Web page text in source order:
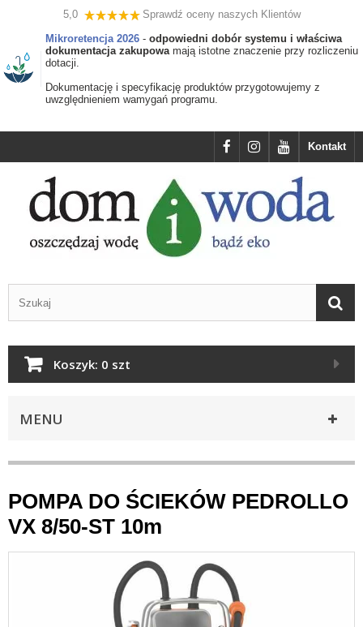
5,0
Sprawdź oceny naszych Klientów
Mikroretencja 2026 - odpowiedni dobór systemu i właściwa
dokumentacja zakupowamają istotne znaczenie przy rozliczeniu
dotacji.
Dokumentację i specyfikację produktów przygotowujemy z
uwzględnieniem wamygań programu.
Kontakt
Koszyk: 0 szt
MENU
POMPA DO ŚCIEKÓW PEDROLLO
VX 8/50-ST 10m